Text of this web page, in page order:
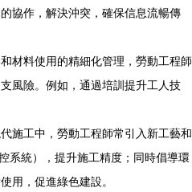
協作，解決沖突，確保信息流暢傳
材料使用的精細化管理，勞動工程師
風險。例如，通過培訓提升工人技
施工中，勞動工程師常引入新工藝和
系統），提升施工精度；同時倡導環
用，促進綠色建設。